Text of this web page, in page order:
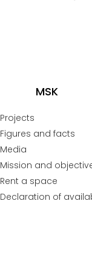
MSK
Projects
Figures and facts
Media
Mission and
Rent a space
Declaration of